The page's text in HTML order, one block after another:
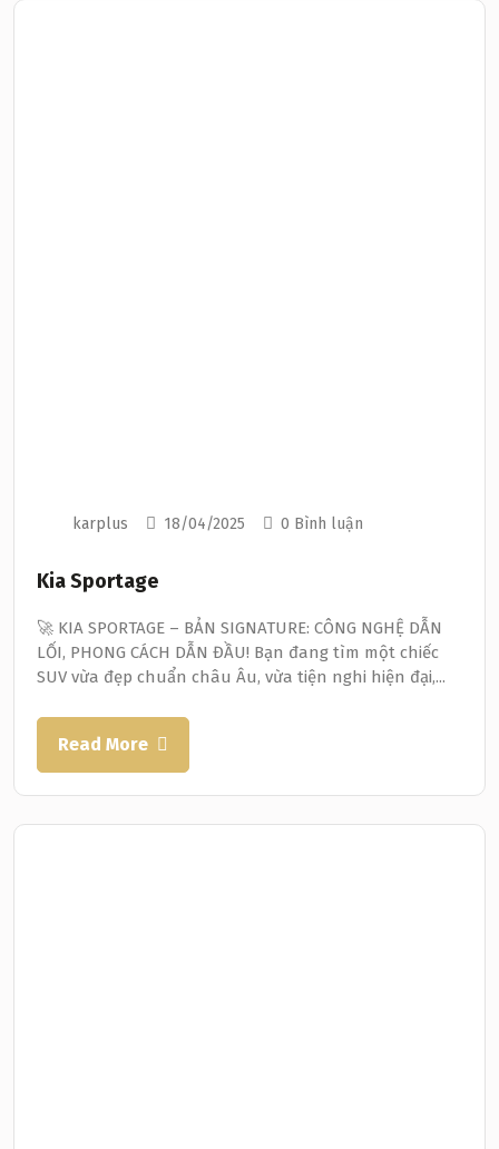
karplus 18/04/2025 0 Bình luận
Kia Sportage
🚀 KIA SPORTAGE – BẢN SIGNATURE: CÔNG NGHỆ DẪN
LỐI, PHONG CÁCH DẪN ĐẦU! Bạn đang tìm một chiếc
SUV vừa đẹp chuẩn châu Âu, vừa tiện nghi hiện đại,...
Read More